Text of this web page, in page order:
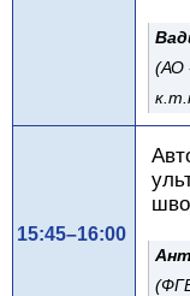
(АО
15:45–16:00